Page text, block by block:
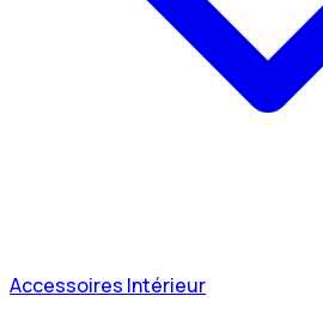
Accessoires Intérieur